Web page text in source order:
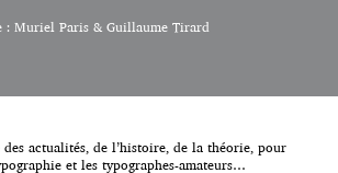
souvent aux images véhiculées
idéologiques floues, […]
: Muriel Paris & Guillaume Tirard
des actualités, de l’histoire, de la théorie, pour
et les typographes-amateurs…